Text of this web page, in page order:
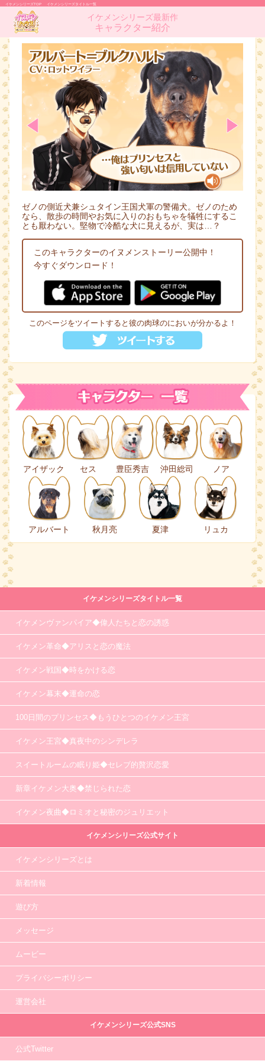
イケメンシリーズTOP イケメンシリーズタイトル一覧
イケメンシリーズ最新作
キャラクター紹介
ゼノの側近犬兼シュタイン王国犬軍の警備犬。ゼノのため
なら、散歩の時間やお気に入りのおもちゃを犠牲にするこ
とも厭わない。堅物で冷酷な犬に見えるが、実は…？
このキャラクターのイヌメンストーリー公開中！
今すぐダウンロード！
このページをツイートすると彼の肉球のにおいが分かるよ！
アイザック セス 豊臣秀吉 沖田総司 ノア
アルバート 秋月亮 夏津 リュカ
イケメンシリーズタイトル一覧
イケメンヴァンパイア◆偉人たちと恋の誘惑
イケメン革命◆アリスと恋の魔法
イケメン戦国◆時をかける恋
イケメン幕末◆運命の恋
100日間のプリンセス◆もうひとつのイケメン王宮
イケメン王宮◆真夜中のシンデレラ
スイートルームの眠り姫◆セレブ的贅沢恋愛
新章イケメン大奥◆禁じられた恋
イケメン夜曲◆ロミオと秘密のジュリエット
イケメンシリーズ公式サイト
イケメンシリーズとは
新着情報
遊び方
メッセージ
ムービー
プライバシーポリシー
運営会社
イケメンシリーズ公式SNS
公式Twitter